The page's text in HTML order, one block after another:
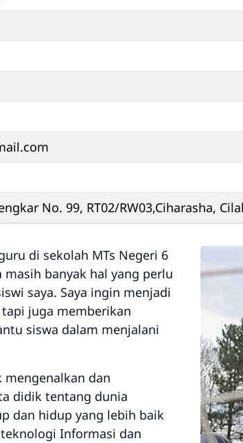
No. 99, RT02/RW03,Ciharasha,
di sekolah MTs Negeri 6
banyak hal yang perlu
saya. Saya ingin menjadi
juga memberikan
siswa dalam menjalani
mengenalkan dan
didik tentang dunia
dan hidup yang lebih baik
Informasi dan